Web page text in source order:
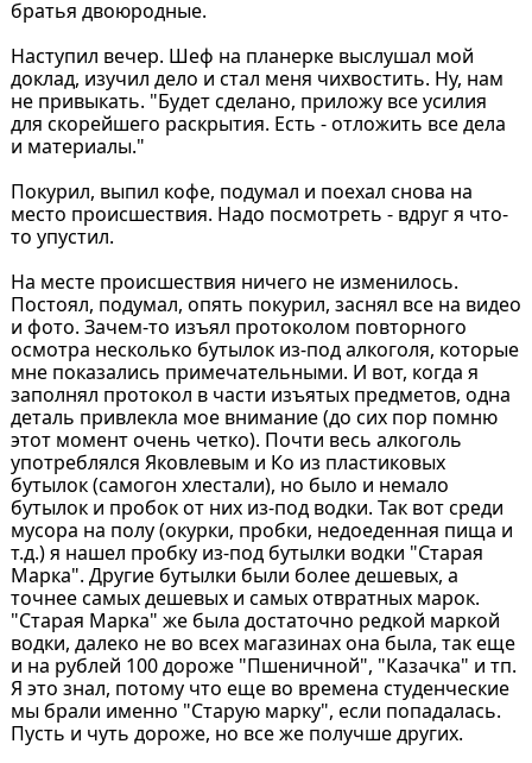
братья двоюродные.
Наступил вечер. Шеф на планерке выслушал мой
доклад, изучил дело и стал меня чихвостить. Ну, нам
не привыкать. "Будет сделано, приложу все усилия
для скорейшего раскрытия. Есть - отложить все дела
и материалы."
Покурил, выпил кофе, подумал и поехал снова на
место происшествия. Надо посмотреть - вдруг я что-
то упустил.
На месте происшествия ничего не изменилось.
Постоял, подумал, опять покурил, заснял все на видео
и фото. Зачем-то изъял протоколом повторного
осмотра несколько бутылок из-под алкоголя, которые
мне показались примечательными. И вот, когда я
заполнял протокол в части изъятых предметов, одна
деталь привлекла мое внимание (до сих пор помню
этот момент очень четко). Почти весь алкоголь
употреблялся Яковлевым и Ко из пластиковых
бутылок (самогон хлестали), но было и немало
бутылок и пробок от них из-под водки. Так вот среди
мусора на полу (окурки, пробки, недоеденная пища и
т.д.) я нашел пробку из-под бутылки водки "Старая
Марка". Другие бутылки были более дешевых, а
точнее самых дешевых и самых отвратных марок.
"Старая Марка" же была достаточно редкой маркой
водки, далеко не во всех магазинах она была, так еще
и на рублей 100 дороже "Пшеничной", "Казачка" и тп.
Я это знал, потому что еще во времена студенческие
мы брали именно "Старую марку", если попадалась.
Пусть и чуть дороже, но все же получше других.